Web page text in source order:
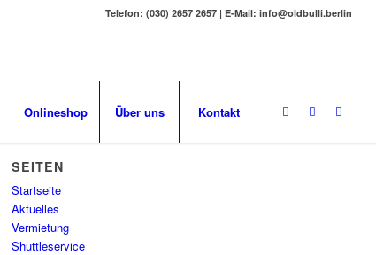
Telefon: (030) 2657 2657 | E-Mail: info@oldbulli.berlin
Onlineshop Über uns Kontakt
SEITEN
Startseite
Aktuelles
Vermietung
Shuttleservice